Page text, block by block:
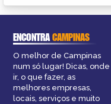
ENCONTRACAMPINAS
O melhor de Campinas
num só lugar! Dicas, onde
ir, o que fazer, as
melhores empresas,
locais, serviços e muito